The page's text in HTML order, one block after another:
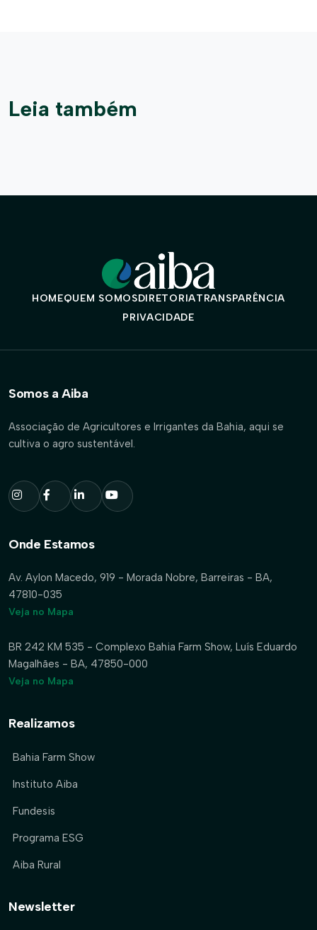
Leia também
HOMEQUEM SOMOSDIRETORIATRANSPARÊNCIA
PRIVACIDADE
Somos a Aiba
Associação de Agricultores e Irrigantes da Bahia, aqui se
cultiva o agro sustentável.
Onde Estamos
Av. Aylon Macedo, 919 - Morada Nobre, Barreiras - BA,
47810-035
Veja no Mapa
BR 242 KM 535 - Complexo Bahia Farm Show, Luís Eduardo
Magalhães - BA, 47850-000
Veja no Mapa
Realizamos
Bahia Farm Show
Instituto Aiba
Fundesis
Programa ESG
Aiba Rural
Newsletter